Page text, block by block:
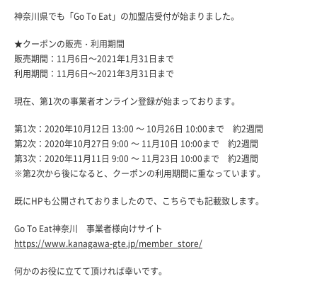
神奈川県でも「Go To Eat」の加盟店受付が始まりました。
★クーポンの販売・利用期間
販売期間：11月6日～2021年1月31日まで
利用期間：11月6日～2021年3月31日まで
現在、第1次の事業者オンライン登録が始まっております。
第1次：2020年10月12日 13:00 ～ 10月26日 10:00まで 約2週間
第2次：2020年10月27日 9:00 ～ 11月10日 10:00まで 約2週間
第3次：2020年11月11日 9:00 ～ 11月23日 10:00まで 約2週間
※第2次から後になると、クーポンの利用期間に重なっています。
既にHPも公開されておりましたので、こちらでも記載致します。
Go To Eat神奈川 事業者様向けサイト
https://www.kanagawa-gte.jp/member_store/
何かのお役に立てて頂ければ幸いです。